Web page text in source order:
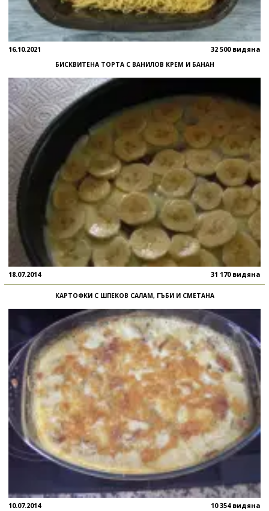
16.10.2021 32 500 видяна
БИСКВИТЕНА ТОРТА С ВАНИЛОВ КРЕМ И БАНАН
18.07.2014 31 170 видяна
КАРТОФКИ С ШПЕКОВ САЛАМ, ГЪБИ И СМЕТАНА
10.07.2014 10 354 видяна